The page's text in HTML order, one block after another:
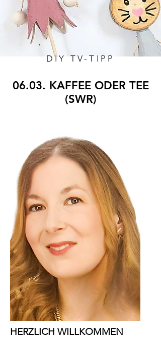
DIY TV-TIPP
06.03. KAFFEE ODER TEE
(SWR)
HERZLICH WILLKOMMEN